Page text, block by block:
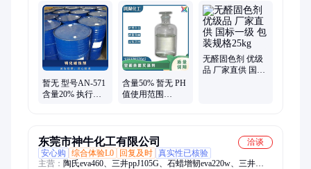
酸铝、化学试剂、抗静电剂、乙酸乙酯、氢氧化镁、焦磷酸钠、
干燥通风、次磷酸镁、氯化氢乙醇、氯化氢甲醇、聚丙烯酸钾、
闪点提高剂、柴油降凝剂、硫代硫酸铵、聚丙烯酰胺、多聚磷酸
钠、25公斤纸板桶、硫代乙醇酸钠、高分子絮凝剂
暂无 型号AN-571
含量20% 执行质
含量50% 暂无 PH
值使用范围
无醛固色剂 优级
品 厂家直供 国标
东莞市神牛化工有限公司
洽谈
安心购
综合体验L0 回复及时 真实性已核验
主营： 陶氏eva460、三井ppJ105G、石蜡增韧eva220w、三井